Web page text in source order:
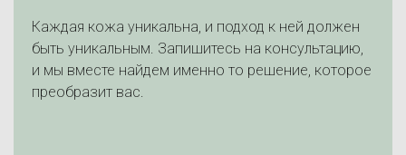
Каждая кожа уникальна, и подход к ней должен
быть уникальным. Запишитесь на консультацию,
и мы вместе найдем именно то решение, которое
преобразит вас.